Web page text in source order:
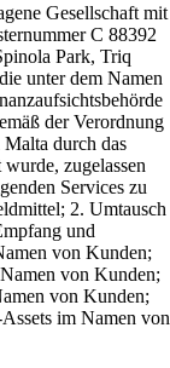
Gesellschaft mit
C 88392
Park, Triq
unter dem Namen
der Verordnung
durch das
zugelassen
Services zu
2. Umtausch
und
von Kunden;
von Kunden;
von Kunden;
im Namen von